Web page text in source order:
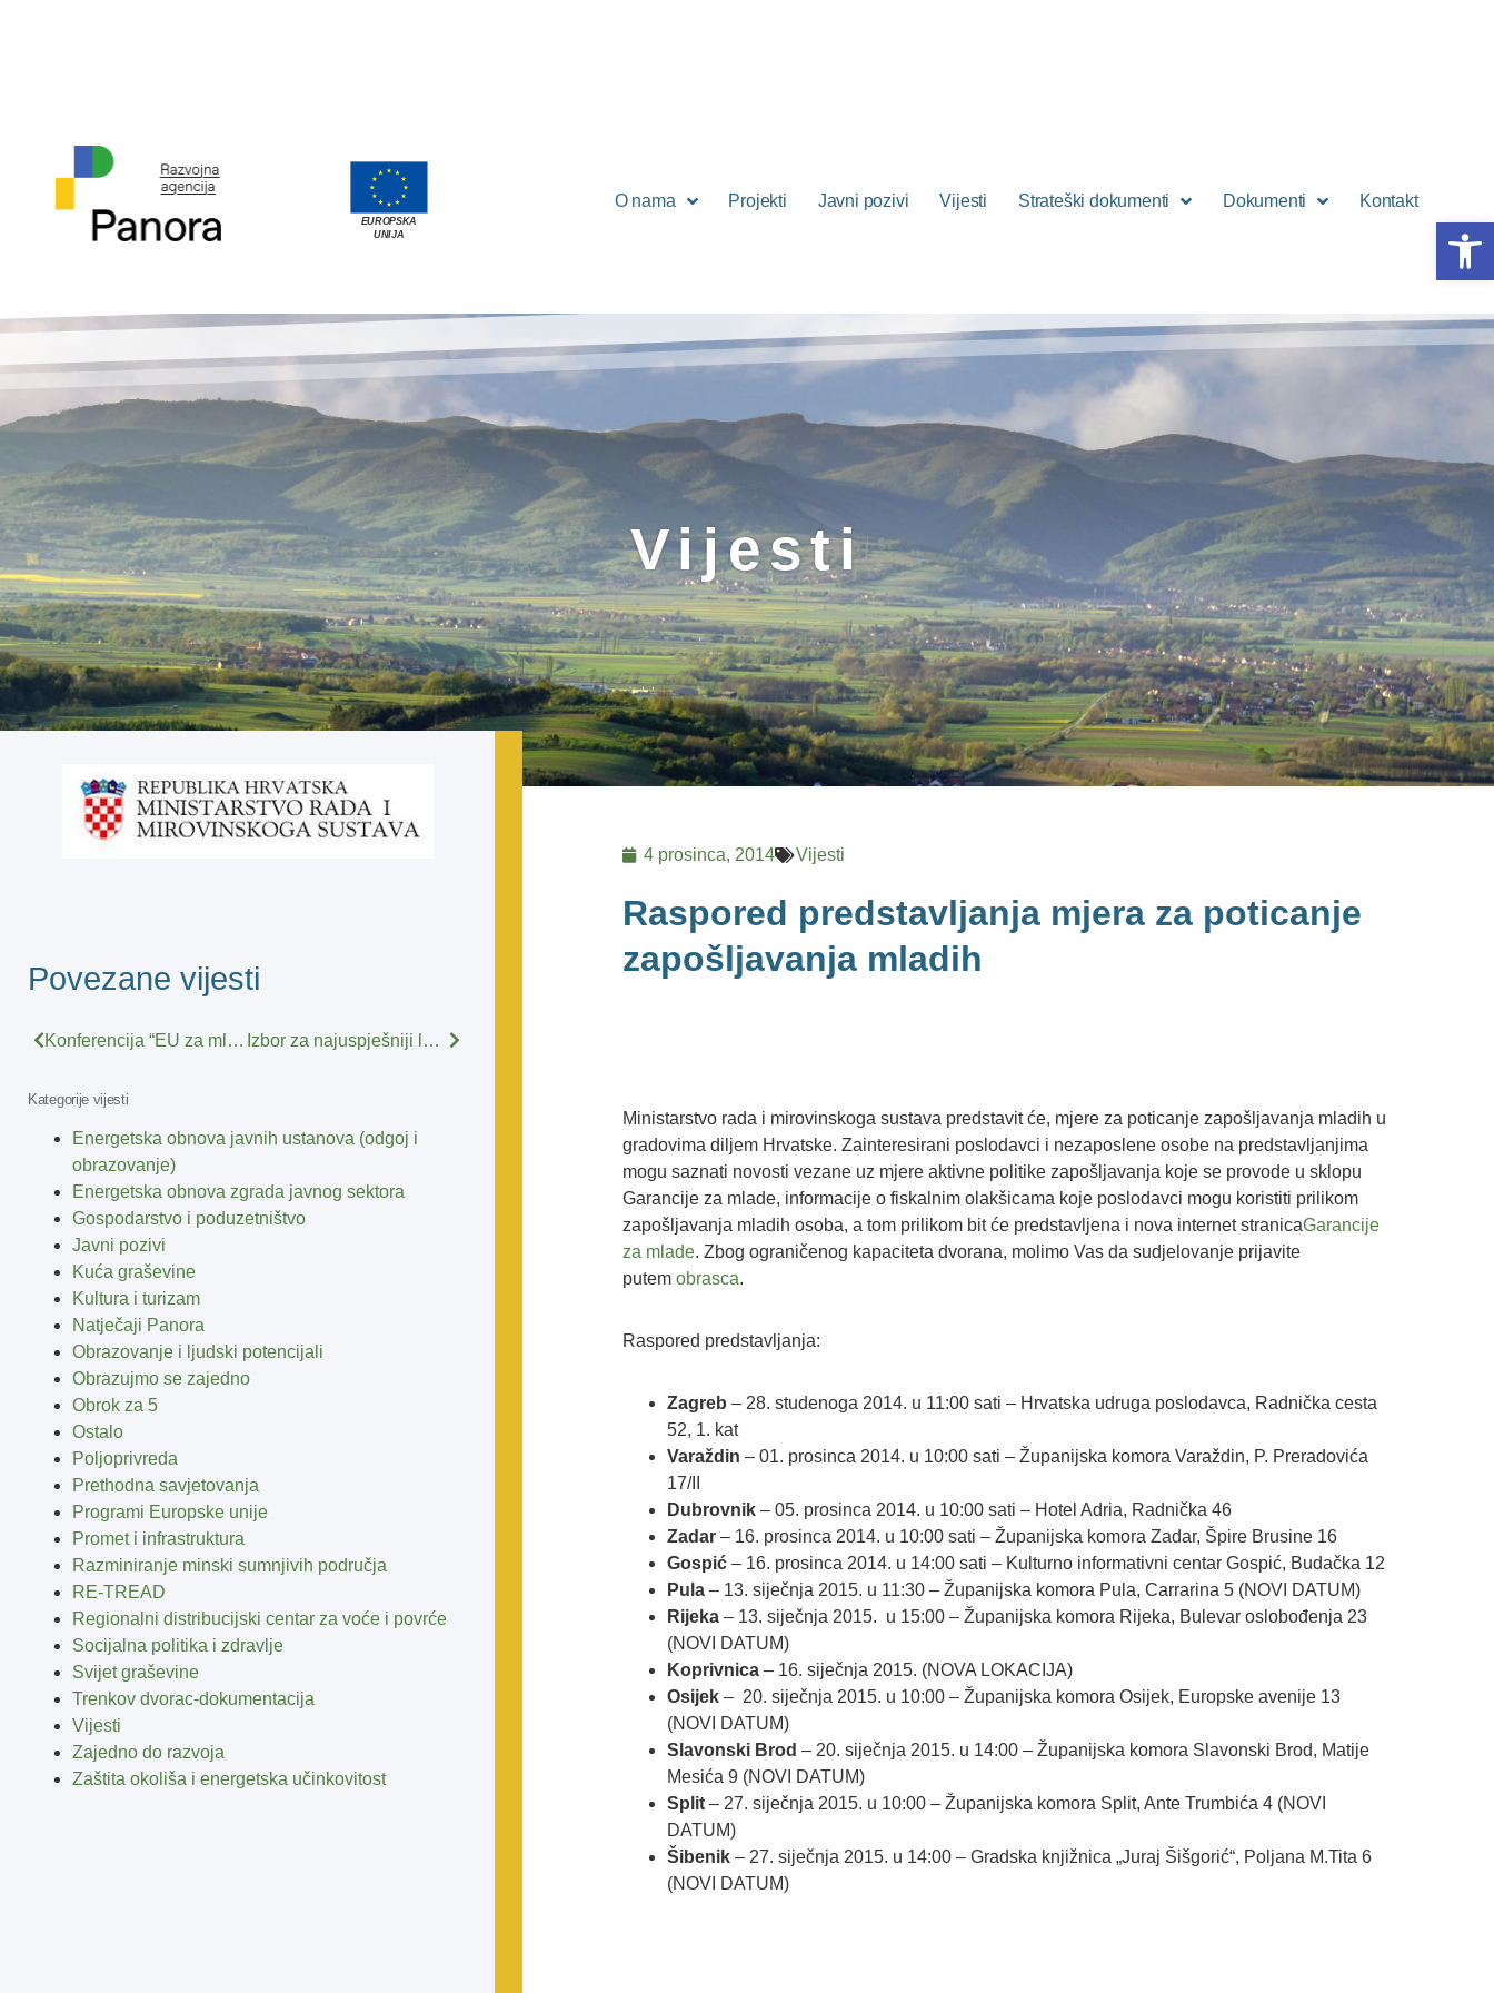
EUROPSKA
UNIJA
O nama Projekti Javni pozivi Vijesti Strateški dokumenti Dokumenti Kontakt
Vijesti
Povezane vijesti
Konferencija “EU za mlade” Izbor za najuspješniji lokalni EU projekt u RH 2012.-2014.
Kategorije vijesti
Energetska obnova javnih ustanova (odgoj i
obrazovanje)
Energetska obnova zgrada javnog sektora
Gospodarstvo i poduzetništvo
Javni pozivi
Kuća graševine
Kultura i turizam
Natječaji Panora
Obrazovanje i ljudski potencijali
Obrazujmo se zajedno
Obrok za 5
Ostalo
Poljoprivreda
Prethodna savjetovanja
Programi Europske unije
Promet i infrastruktura
Razminiranje minski sumnjivih područja
RE-TREAD
Regionalni distribucijski centar za voće i povrće
Socijalna politika i zdravlje
Svijet graševine
Trenkov dvorac-dokumentacija
Vijesti
Zajedno do razvoja
Zaštita okoliša i energetska učinkovitost
4 prosinca, 2014 Vijesti
Raspored predstavljanja mjera za poticanje
zapošljavanja mladih
Ministarstvo rada i mirovinskoga sustava predstavit će, mjere za poticanje zapošljavanja mladih u
gradovima diljem Hrvatske. Zainteresirani poslodavci i nezaposlene osobe na predstavljanjima
mogu saznati novosti vezane uz mjere aktivne politike zapošljavanja koje se provode u sklopu
Garancije za mlade, informacije o fiskalnim olakšicama koje poslodavci mogu koristiti prilikom
zapošljavanja mladih osoba, a tom prilikom bit će predstavljena i nova internet stranicaGarancije
za mlade. Zbog ograničenog kapaciteta dvorana, molimo Vas da sudjelovanje prijavite
putemobrasca.
Raspored predstavljanja:
Zagreb – 28. studenoga 2014. u 11:00 sati – Hrvatska udruga poslodavca, Radnička cesta
52, 1. kat
Varaždin – 01. prosinca 2014. u 10:00 sati – Županijska komora Varaždin, P. Preradovića
17/II
Dubrovnik – 05. prosinca 2014. u 10:00 sati – Hotel Adria, Radnička 46
Zadar – 16. prosinca 2014. u 10:00 sati – Županijska komora Zadar, Špire Brusine 16
Gospić – 16. prosinca 2014. u 14:00 sati – Kulturno informativni centar Gospić, Budačka 12
Pula – 13. siječnja 2015. u 11:30 – Županijska komora Pula, Carrarina 5 (NOVI DATUM)
Rijeka – 13. siječnja 2015. u 15:00 – Županijska komora Rijeka, Bulevar oslobođenja 23
(NOVI DATUM)
Koprivnica – 16. siječnja 2015. (NOVA LOKACIJA)
Osijek – 20. siječnja 2015. u 10:00 – Županijska komora Osijek, Europske avenije 13
(NOVI DATUM)
Slavonski Brod – 20. siječnja 2015. u 14:00 – Županijska komora Slavonski Brod, Matije
Mesića 9 (NOVI DATUM)
Split – 27. siječnja 2015. u 10:00 – Županijska komora Split, Ante Trumbića 4 (NOVI
DATUM)
Šibenik – 27. siječnja 2015. u 14:00 – Gradska knjižnica „Juraj Šišgorić“, Poljana M.Tita 6
(NOVI DATUM)